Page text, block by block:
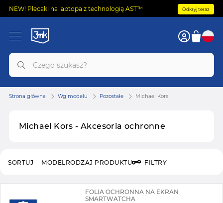
NEW! Plecaki na laptopa z technologią AST™ Odkryj teraz
Michael Kors - Akcesoria ochronne
Strona główna Wg modelu Pozostałe Michael Kors
MODELRODZAJ PRODUKTU FILTRY
SORTUJ
FOLIA OCHRONNA NA EKRAN
SMARTWATCHA